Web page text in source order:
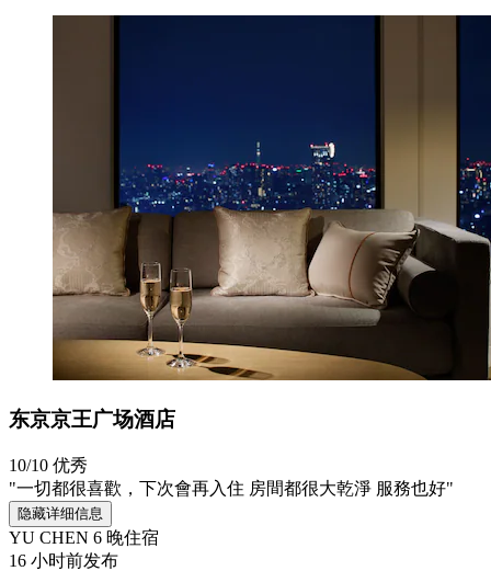
东京京王广场酒店
10/10 优秀
"一切都很喜歡，下次會再入住 房間都很大乾淨 服務也好"
隐藏详细信息
YU CHEN 6 晚住宿
16 小时前发布